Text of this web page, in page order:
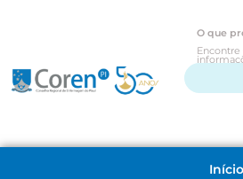
O que
Encontre
Início